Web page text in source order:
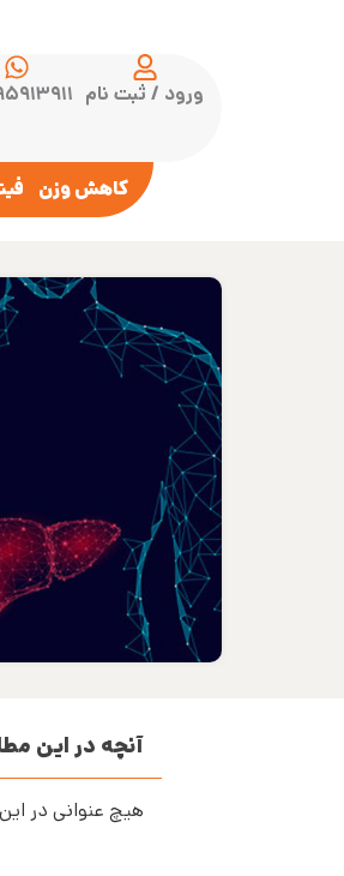
ورود / ثبت نام
کاهش وزن
آنچه در این
هیچ عنوانی در